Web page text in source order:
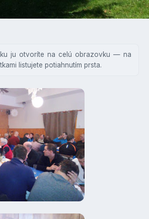
ju otvoríte na celú obrazovku — na
listujete potiahnutím prsta.